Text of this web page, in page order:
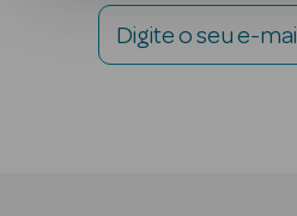
Digite o seu e-mail